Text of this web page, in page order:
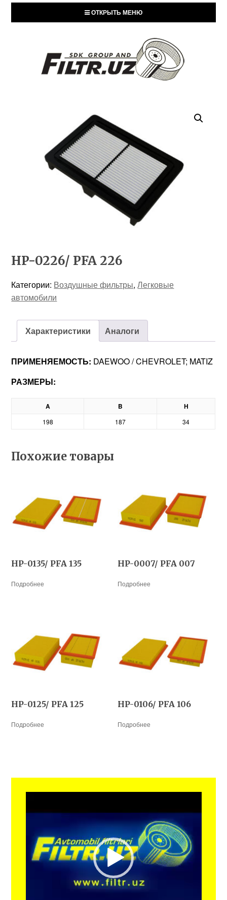
ОТКРЫТЬ МЕНЮ
HP-0226/ PFA 226
Категории: Воздушные фильтры,Легковые
автомобили
Характеристики Аналоги
ПРИМЕНЯЕМОСТЬ: DAEWOO / CHEVROLET; MATIZ
РАЗМЕРЫ:
A B H
198 187 34
Похожие товары
HP-0135/ PFA 135
Подробнее
HP-0007/ PFA 007
Подробнее
HP-0125/ PFA 125
Подробнее
HP-0106/ PFA 106
Подробнее